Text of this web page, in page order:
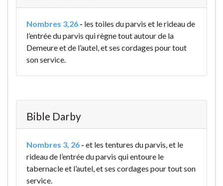
Nombres 3,26 - les toiles du parvis et le rideau de
l’entrée du parvis qui règne tout autour de la
Demeure et de l’autel, et ses cordages pour tout
son service.
Bible Darby
Nombres 3, 26 - et les tentures du parvis, et le
rideau de l’entrée du parvis qui entoure le
tabernacle et l’autel, et ses cordages pour tout son
service.